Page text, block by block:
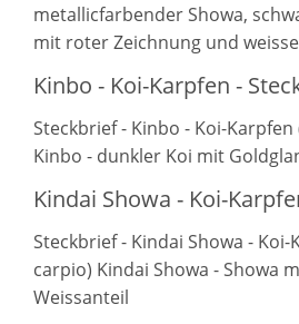
metallicfarbender Showa,
mit roter Zeichnung und
Kinbo - Koi-Karpfen -
Steckbrief - Kinbo - Koi-
Kinbo - dunkler Koi mit
Kindai Showa - Koi-
Steckbrief - Kindai Showa -
carpio) Kindai Showa - Showa
Weissanteil